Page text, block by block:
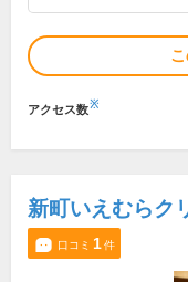
アクセス数※
新町いえむらク
口コミ 1件